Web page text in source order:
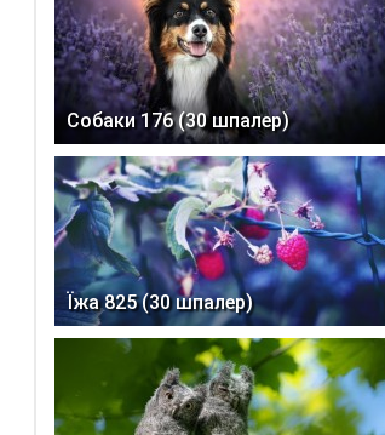
Собаки 176 (30 шпалер)
Їжа 825 (30 шпалер)